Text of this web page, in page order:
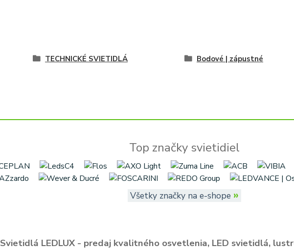
TECHNICKÉ SVIETIDLÁ Bodové | zápustné
Top značky svietidiel
Všetky značky na e-shope »
Svietidlá LEDLUX - predaj kvalitného osvetlenia, LED svietidlá,